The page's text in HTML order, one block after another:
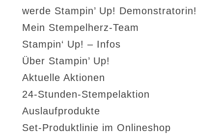
werde Stampin’ Up! Demonstratorin!
Mein Stempelherz-Team
Stampin‘ Up! – Infos
Über Stampin’ Up!
Aktuelle Aktionen
24-Stunden-Stempelaktion
Auslaufprodukte
Set-Produktlinie im Onlineshop